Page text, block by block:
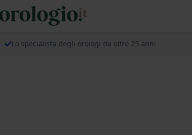
Lo specialista degli orologi da oltre 25 anni